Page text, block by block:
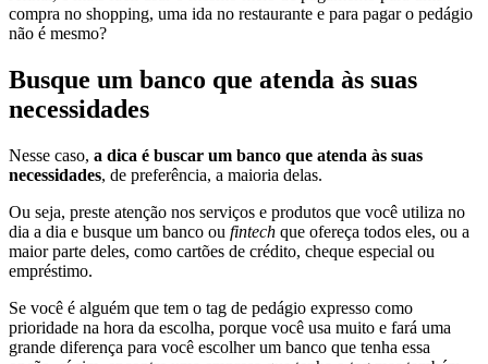
compra no shopping, uma ida no restaurante e para pagar o pedágio
não é mesmo?
Busque um banco que atenda às suas
necessidades
Nesse caso, a dica é buscar um banco que atenda às suas
necessidades, de preferência, a maioria delas.
Ou seja, preste atenção nos serviços e produtos que você utiliza no
dia a dia e busque um banco ou fintech que ofereça todos eles, ou a
maior parte deles, como cartões de crédito, cheque especial ou
empréstimo.
Se você é alguém que tem o tag de pedágio expresso como
prioridade na hora da escolha, porque você usa muito e fará uma
grande diferença para você escolher um banco que tenha essa